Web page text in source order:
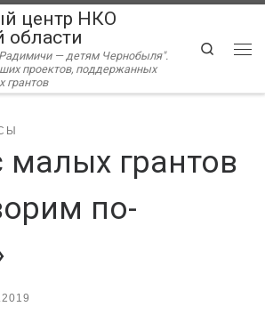
центр НКО
области
— детям Чернобыля".
проектов, поддержанных
грантов
Search
малых грантов
по-